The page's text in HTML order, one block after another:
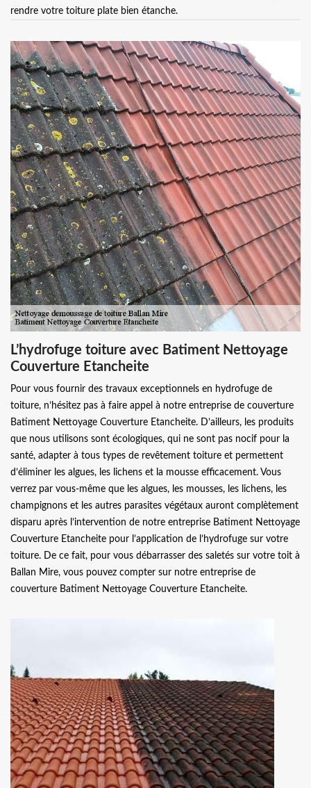
rendre votre toiture plate bien étanche.
L’hydrofuge toiture avec Batiment Nettoyage
Couverture Etancheite
Pour vous fournir des travaux exceptionnels en hydrofuge de
toiture, n’hésitez pas à faire appel à notre entreprise de couverture
Batiment Nettoyage Couverture Etancheite. D’ailleurs, les produits
que nous utilisons sont écologiques, qui ne sont pas nocif pour la
santé, adapter à tous types de revêtement toiture et permettent
d’éliminer les algues, les lichens et la mousse efficacement. Vous
verrez par vous-même que les algues, les mousses, les lichens, les
champignons et les autres parasites végétaux auront complètement
disparu après l’intervention de notre entreprise Batiment Nettoyage
Couverture Etancheite pour l’application de l’hydrofuge sur votre
toiture. De ce fait, pour vous débarrasser des saletés sur votre toit à
Ballan Mire, vous pouvez compter sur notre entreprise de
couverture Batiment Nettoyage Couverture Etancheite.